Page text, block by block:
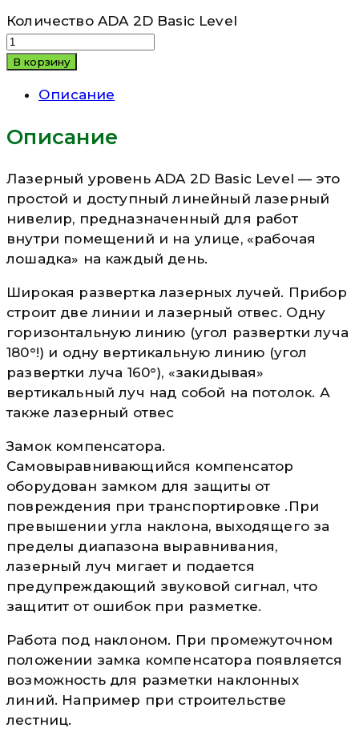
Количество ADA 2D Basic Level
В корзину
Описание
Описание
Лазерный уровень ADA 2D Basic Level — это
простой и доступный линейный лазерный
нивелир, предназначенный для работ
внутри помещений и на улице, «рабочая
лошадка» на каждый день.
Широкая развертка лазерных лучей. Прибор
строит две линии и лазерный отвес. Одну
горизонтальную линию (угол развертки луча
180°!) и одну вертикальную линию (угол
развертки луча 160°), «закидывая»
вертикальный луч над собой на потолок. А
также лазерный отвес
Замок компенсатора.
Самовыравнивающийся компенсатор
оборудован замком для защиты от
повреждения при транспортировке .При
превышении угла наклона, выходящего за
пределы диапазона выравнивания,
лазерный луч мигает и подается
предупреждающий звуковой сигнал, что
защитит от ошибок при разметке.
Работа под наклоном. При промежуточном
положении замка компенсатора появляется
возможность для разметки наклонных
линий. Например при строительстве
лестниц.